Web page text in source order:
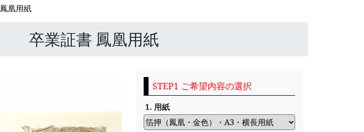
鳳凰用紙
卒業証書 鳳凰用紙
STEP1 ご希望内容の選択
1. 用紙